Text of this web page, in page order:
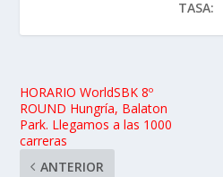
TASA:
HORARIO WorldSBK 8º
ROUND Hungría, Balaton
Park. Llegamos a las 1000
carreras
ANTERIOR